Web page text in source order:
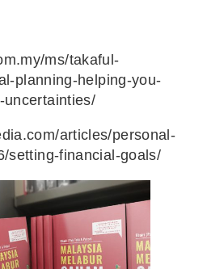
ms/takaful-
planning-helping-you-
uncertainties/
articles/personal-
setting-financial-goals/